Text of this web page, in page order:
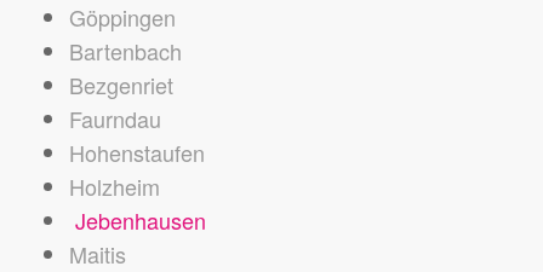
Göppingen
Bartenbach
Bezgenriet
Faurndau
Hohenstaufen
Holzheim
Jebenhausen
Maitis